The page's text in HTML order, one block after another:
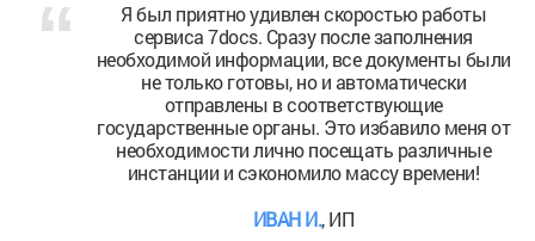
Я был приятно удивлен скоростью работы
сервиса 7docs. Сразу после заполнения
необходимой информации, все документы были
не только готовы, но и автоматически
отправлены в соответствующие
государственные органы. Это избавило меня от
необходимости лично посещать различные
инстанции и сэкономило массу времени!
ИВАН И., ИП